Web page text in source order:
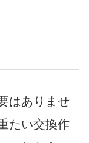
はありませ
たい交換作